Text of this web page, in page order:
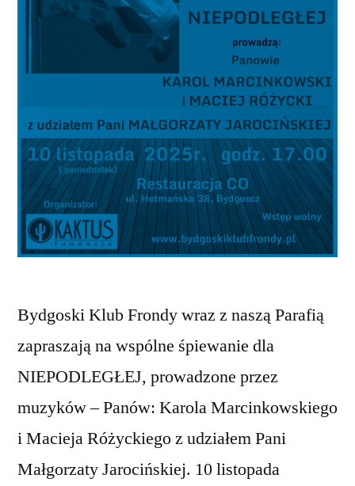
Bydgoski Klub Frondy wraz z naszą Parafią
zapraszają na wspólne śpiewanie dla
NIEPODLEGŁEJ, prowadzone przez
muzyków – Panów: Karola Marcinkowskiego
i Macieja Różyckiego z udziałem Pani
Małgorzaty Jarocińskiej. 10 listopada